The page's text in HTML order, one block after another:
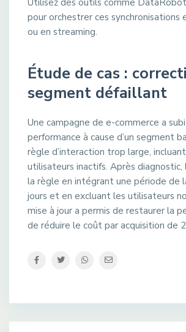
pour orchestrer ces synchronisations
ou en streaming.
Étude de cas :
segment défaillant
Une campagne de e-commerce a
performance à cause d’un segment
règle d’interaction trop large,
utilisateurs inactifs. Après diagnostic,
la règle en intégrant une période de
jours et en excluant les utilisateurs
mise à jour a permis de restaurer la
de réduire le coût par acquisition de